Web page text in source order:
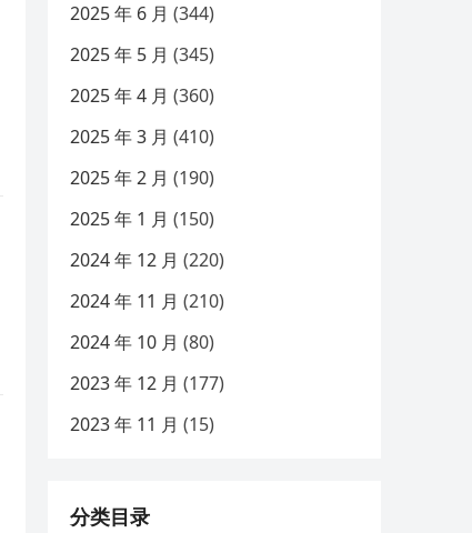
2025 年 6 月 (344)
2025 年 5 月 (345)
2025 年 4 月 (360)
2025 年 3 月 (410)
2025 年 2 月 (190)
2025 年 1 月 (150)
2024 年 12 月 (220)
2024 年 11 月 (210)
2024 年 10 月 (80)
2023 年 12 月 (177)
2023 年 11 月 (15)
分类目录